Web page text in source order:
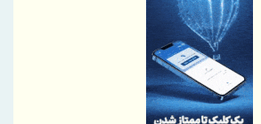
ظرفیت موافقتنامه تجارت آزاد ایران و روسیه
و منابع انسانی منطقه آزاد دوغارون علت
خاص جذب سرمایه‌های انسانی بومی در آزمون
نمود
تأسیس «واحد آموزش هوشمند» در منطقه